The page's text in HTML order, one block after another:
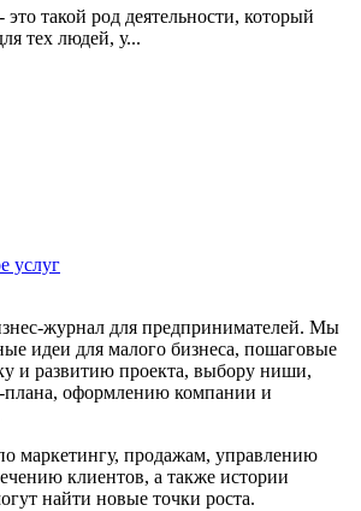
такой род деятельности, который
тех людей, у...
услуг
журнал для предпринимателей. Мы
идеи для малого бизнеса, пошаговые
и развитию проекта, выбору ниши,
плана, оформлению компании и
маркетингу, продажам, управлению
клиентов, а также истории
найти новые точки роста.